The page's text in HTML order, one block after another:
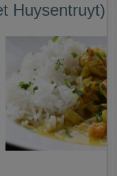
Huysentruyt)